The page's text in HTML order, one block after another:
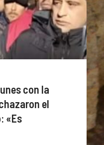
con la
el
«Es